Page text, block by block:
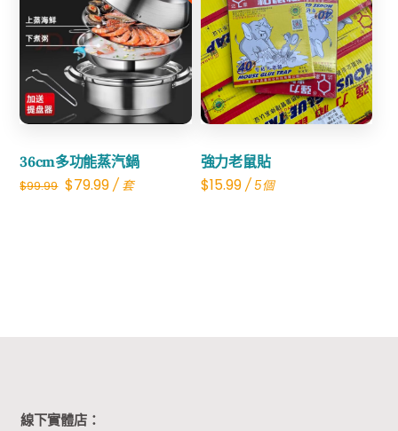
36cm多功能蒸汽鍋
$99.99 Original
$79.99Current
/ 套
Share
強力老鼠貼
$15.99/ 5個
Share
線下實體店：